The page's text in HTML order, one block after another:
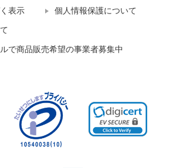
表示 個人情報保護について
で商品販売希望の事業者募集中